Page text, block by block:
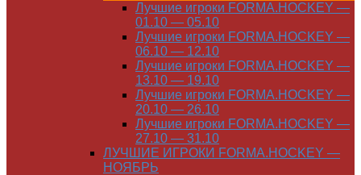
Лучшие игроки FORMA.HOCKEY —
01.10 — 05.10
Лучшие игроки FORMA.HOCKEY —
06.10 — 12.10
Лучшие игроки FORMA.HOCKEY —
13.10 — 19.10
Лучшие игроки FORMA.HOCKEY —
20.10 — 26.10
Лучшие игроки FORMA.HOCKEY —
27.10 — 31.10
ЛУЧШИЕ ИГРОКИ FORMA.HOCKEY —
НОЯБРЬ